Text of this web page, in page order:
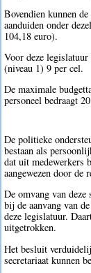
Bovendien kunnen
aanduiden onder
104,18 euro).
Voor deze
(niveau 1) 9 per cel.
De maximale
personeel bedraagt
De politieke
bestaan als
dat uit medewerkers
aangewezen door de
De omvang van deze
bij de aanvang van
deze legislatuur.
uitgetrokken.
Het besluit
secretariaat kunnen